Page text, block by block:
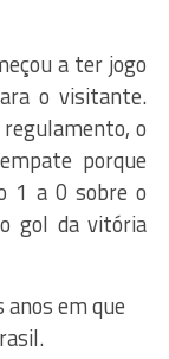
a ter jogo
o visitante.
o
porque
1 a 0 sobre o
gol da vitória
anos em que